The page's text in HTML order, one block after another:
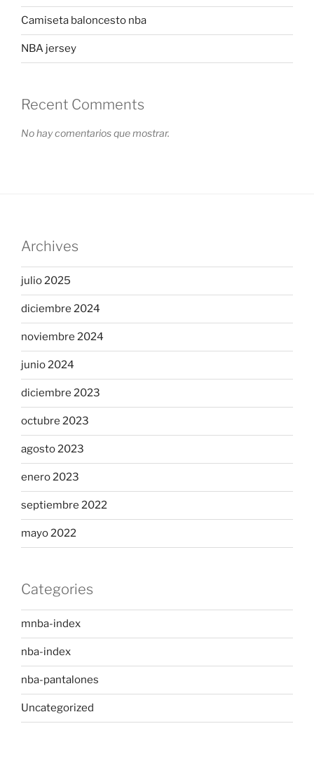
Camiseta baloncesto nba
NBA jersey
Recent Comments
No hay comentarios que mostrar.
Archives
julio 2025
diciembre 2024
noviembre 2024
junio 2024
diciembre 2023
octubre 2023
agosto 2023
enero 2023
septiembre 2022
mayo 2022
Categories
mnba-index
nba-index
nba-pantalones
Uncategorized